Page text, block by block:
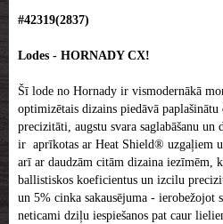
#42319(2837)
Lodes - HORNADY CX!
Šī lode no Hornady ir vismodernākā
optimizētais dizains piedāvā
precizitāti, augstu svara saglabāšanu un
ir aprīkotas ar Heat Shield® uzgaļiem
arī ar daudzām citām dizaina iezīmēm,
ballistiskos koeficientus un izcilu
un 5% cinka sakausējuma - ierobežojot
neticami dziļu iespiešanos pat caur